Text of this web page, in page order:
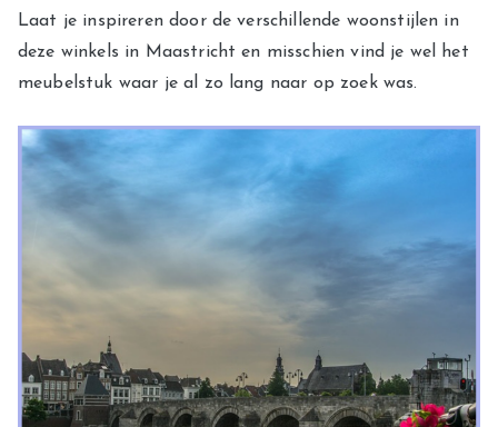
Laat je inspireren door de verschillende woonstijlen in
deze winkels in Maastricht en misschien vind je wel het
meubelstuk waar je al zo lang naar op zoek was.